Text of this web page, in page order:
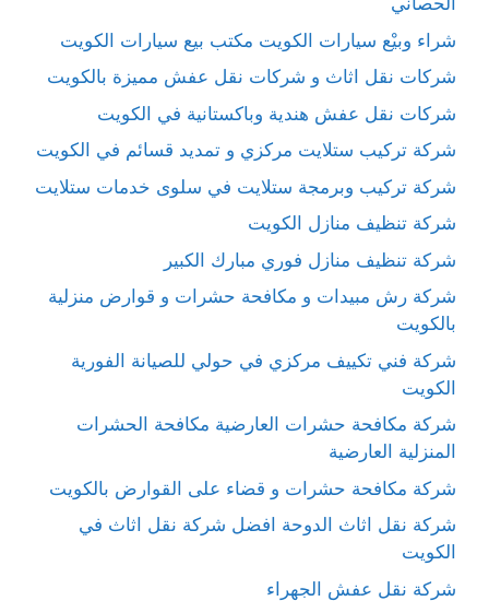
شراء وبيْع سيارات الكويت مكتب بيع سيارات الكويت
شركات نقل اثاث و شركات نقل عفش مميزة بالكويت
شركات نقل عفش هندية وباكستانية في الكويت
شركة تركيب ستلايت مركزي و تمديد قسائم في الكويت
شركة تركيب وبرمجة ستلايت في سلوى خدمات ستلايت
شركة تنظيف منازل الكويت
شركة تنظيف منازل فوري مبارك الكبير
شركة رش مبيدات و مكافحة حشرات و قوارض منزلية
بالكويت
شركة فني تكييف مركزي في حولي للصيانة الفورية
الكويت
شركة مكافحة حشرات العارضية مكافحة الحشرات
المنزلية العارضية
شركة مكافحة حشرات و قضاء على القوارض بالكويت
شركة نقل اثاث الدوحة افضل شركة نقل اثاث في
الكويت
شركة نقل عفش الجهراء